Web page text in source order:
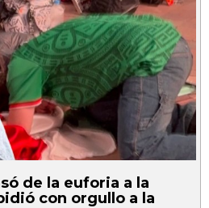
de la euforia a la
con orgullo a la